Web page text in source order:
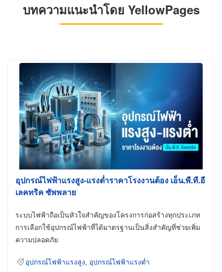
บทความแนะนำโดย YellowPages
อุปกรณ์ไฟฟ้าแรงสูง-แรงต่ำราคาโรงงานต้อง เอ็น.พี.ที.อี
เลคทริค ซัพพลาย
ระบบไฟฟ้าถือเป็นหัวใจสำคัญของโครงการก่อสร้างทุกประเภท
การเลือกใช้อุปกรณ์ไฟฟ้าที่ได้มาตรฐานเป็นสิ่งสำคัญที่ช่วยเพิ่ม
ความปลอดภัย
อุปกรณ์ไฟฟ้าแรงสูง อุปกรณ์ไฟฟ้าแรงต่ำ